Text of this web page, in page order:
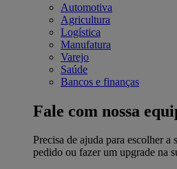
Automotiva
Agricultura
Logística
Manufatura
Varejo
Saúde
Bancos e finanças
Fale com nossa
Precisa de ajuda para escolher a
pedido ou fazer um upgrade na